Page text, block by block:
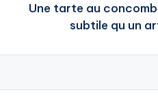
Une tarte au
subtile qu un